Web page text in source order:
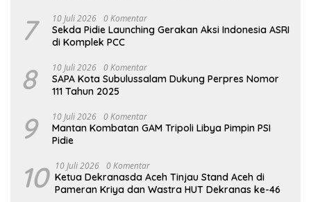
7 10 Juli 2026 0 Komentar
Sekda Pidie Launching Gerakan Aksi Indonesia ASRI
di Komplek PCC
8 10 Juli 2026 0 Komentar
SAPA Kota Subulussalam Dukung Perpres Nomor
111 Tahun 2025
9 10 Juli 2026 0 Komentar
Mantan Kombatan GAM Tripoli Libya Pimpin PSI
Pidie
10 10 Juli 2026 0 Komentar
Ketua Dekranasda Aceh Tinjau Stand Aceh di
Pameran Kriya dan Wastra HUT Dekranas ke-46